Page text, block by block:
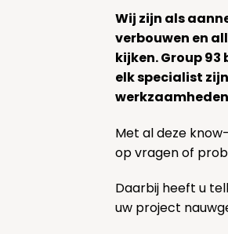
Wij zijn als
verbouwen en
kijken. Group
elk specialist
Met al deze
op vragen of
Daarbij heeft u
uw project